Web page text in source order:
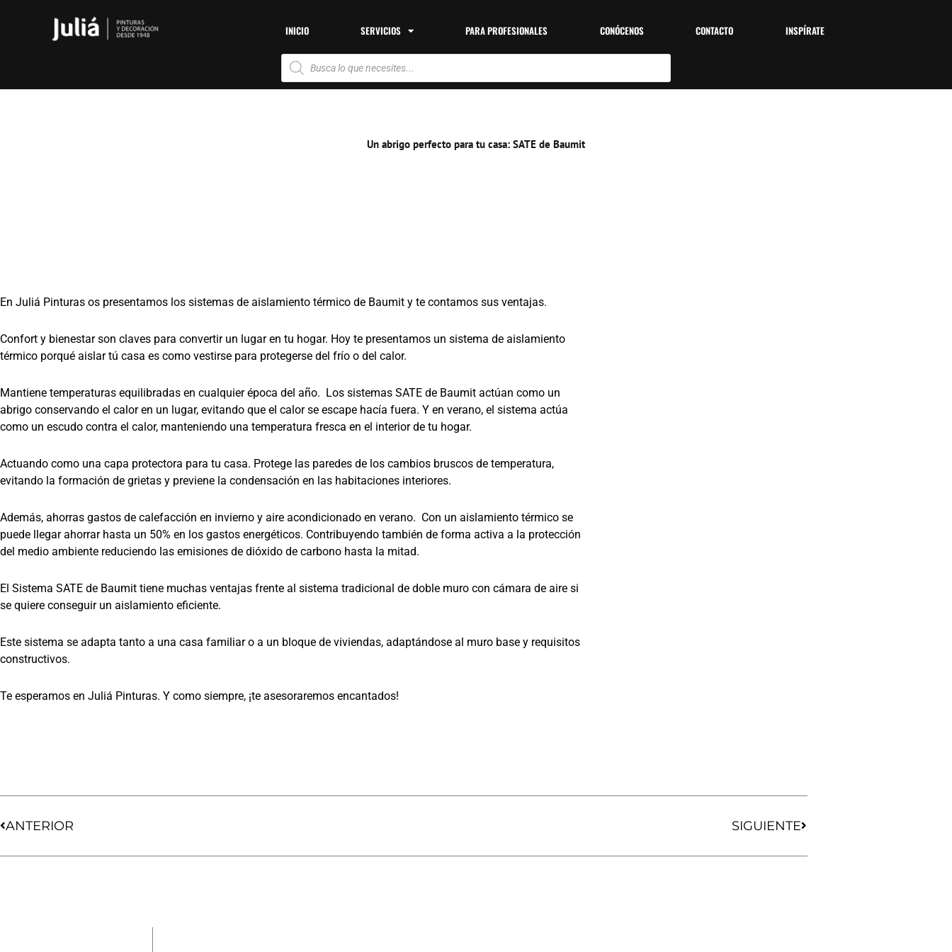
INICIO SERVICIOS PARA PROFESIONALES CONÓCENOS CONTACTO INSPÍRATE
Búsqueda
de
productos
Un abrigo perfecto para tu casa: SATE de Baumit
En Juliá Pinturas os presentamos los sistemas de aislamiento térmico de Baumit y te contamos sus ventajas.
Confort y bienestar son claves para convertir un lugar en tu hogar. Hoy te presentamos un sistema de aislamiento
térmico porqué aislar tú casa es como vestirse para protegerse del frío o del calor.
Mantiene temperaturas equilibradas en cualquier época del año. Los sistemas SATE de Baumit actúan como un
abrigo conservando el calor en un lugar, evitando que el calor se escape hacía fuera. Y en verano, el sistema actúa
como un escudo contra el calor, manteniendo una temperatura fresca en el interior de tu hogar.
Actuando como una capa protectora para tu casa. Protege las paredes de los cambios bruscos de temperatura,
evitando la formación de grietas y previene la condensación en las habitaciones interiores.
Además, ahorras gastos de calefacción en invierno y aire acondicionado en verano. Con un aislamiento térmico se
puede llegar ahorrar hasta un 50% en los gastos energéticos. Contribuyendo también de forma activa a la protección
del medio ambiente reduciendo las emisiones de dióxido de carbono hasta la mitad.
El Sistema SATE de Baumit tiene muchas ventajas frente al sistema tradicional de doble muro con cámara de aire si
se quiere conseguir un aislamiento eficiente.
Este sistema se adapta tanto a una casa familiar o a un bloque de viviendas, adaptándose al muro base y requisitos
constructivos.
Te esperamos en Juliá Pinturas. Y como siempre, ¡te asesoraremos encantados!
ANTERIOR SIGUIENTE